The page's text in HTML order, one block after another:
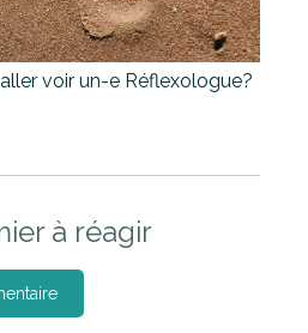
voir un-e Réflexologue?
à réagir